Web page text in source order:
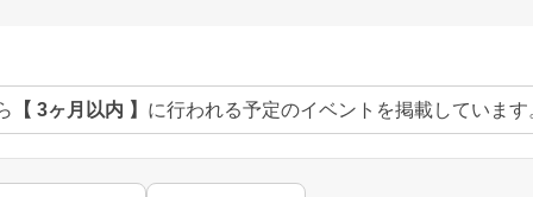
【 3ヶ月以内 】 に行われる予定のイベントを掲載しています